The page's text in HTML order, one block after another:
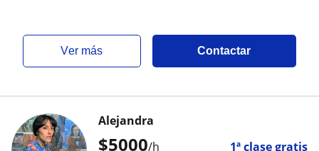
ver más Contactar
$5000/h 1ª clase gratis
Alejandra